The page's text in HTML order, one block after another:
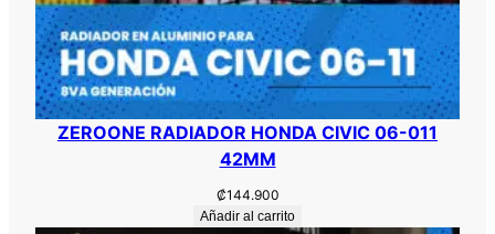
ZEROONE RADIADOR HONDA CIVIC 06-011
42MM
₡144.900
Añadir al carrito